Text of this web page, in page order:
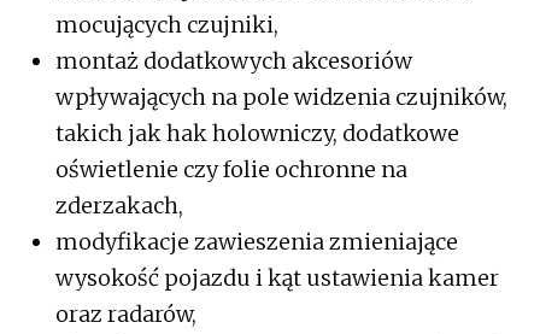
mocujących czujniki,
montaż dodatkowych akcesoriów
wpływających na pole widzenia czujników,
takich jak hak holowniczy, dodatkowe
oświetlenie czy folie ochronne na
zderzakach,
modyfikacje zawieszenia zmieniające
wysokość pojazdu i kąt ustawienia kamer
oraz radarów,